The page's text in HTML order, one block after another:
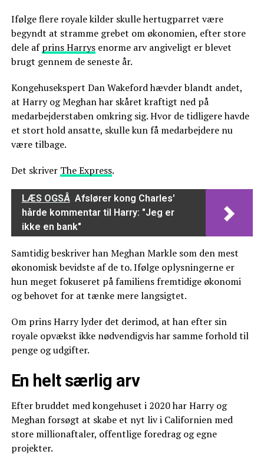
Ifølge flere royale kilder skulle hertugparret være
begyndt at stramme grebet om økonomien, efter store
dele afprins Harrysenorme arv angiveligt er blevet
brugt gennem de seneste år.
Kongehusekspert Dan Wakeford hævder blandt andet,
at Harry og Meghan har skåret kraftigt ned på
medarbejderstaben omkring sig. Hvor de tidligere havde
et stort hold ansatte, skulle kun få medarbejdere nu
være tilbage.
Det skriver The Express.
LÆS OGSÅ Afslører kong Charles'
hårde kommentar til Harry: "Jeg er
ikke en bank"
Samtidig beskriver han Meghan Markle som den mest
økonomisk bevidste af de to. Ifølge oplysningerne er
hun meget fokuseret på familiens fremtidige økonomi
og behovet for at tænke mere langsigtet.
Om prins Harry lyder det derimod, at han efter sin
royale opvækst ikke nødvendigvis har samme forhold til
penge og udgifter.
En helt særlig arv
Efter bruddet med kongehuset i 2020 har Harry og
Meghan forsøgt at skabe et nyt liv i Californien med
store millionaftaler, offentlige foredrag og egne
projekter.